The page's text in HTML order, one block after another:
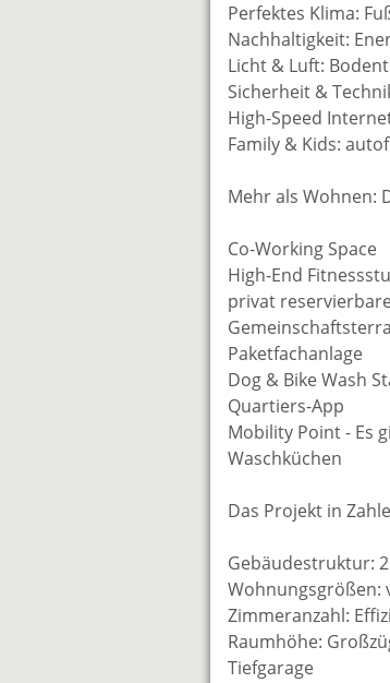
Perfektes Klima:
Nachhaltigkeit:
Licht & Luft:
Sicherheit &
High-Speed
Family & Kids:
Mehr als Wohnen:
Co-Working Space
High-End
privat
Paketfachanlage
Dog & Bike Wash
Quartiers-App
Mobility Point - Es
Waschküchen
Das Projekt in
Gebäudestruktur:
Wohnungsgrößen:
Zimmeranzahl:
Raumhöhe:
Tiefgarage